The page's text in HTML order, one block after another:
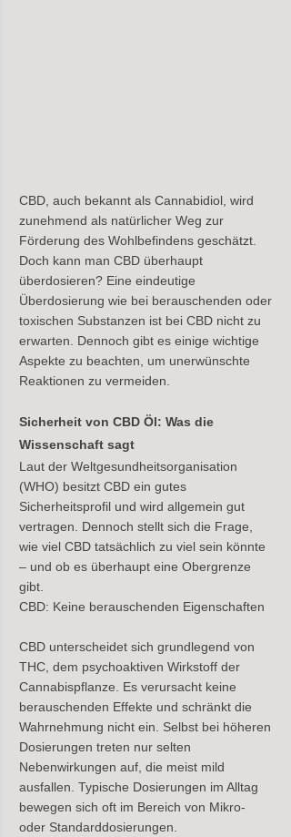
CBD, auch bekannt als Cannabidiol, wird
zunehmend als natürlicher Weg zur
Förderung des Wohlbefindens geschätzt.
Doch kann man CBD überhaupt
überdosieren? Eine eindeutige
Überdosierung wie bei berauschenden oder
toxischen Substanzen ist bei CBD nicht zu
erwarten. Dennoch gibt es einige wichtige
Aspekte zu beachten, um unerwünschte
Reaktionen zu vermeiden.
Sicherheit von CBD Öl: Was die
Wissenschaft sagt
Laut der Weltgesundheitsorganisation
(WHO) besitzt CBD ein gutes
Sicherheitsprofil und wird allgemein gut
vertragen. Dennoch stellt sich die Frage,
wie viel CBD tatsächlich zu viel sein könnte
– und ob es überhaupt eine Obergrenze
gibt.
CBD: Keine berauschenden Eigenschaften
CBD unterscheidet sich grundlegend von
THC, dem psychoaktiven Wirkstoff der
Cannabispflanze. Es verursacht keine
berauschenden Effekte und schränkt die
Wahrnehmung nicht ein. Selbst bei höheren
Dosierungen treten nur selten
Nebenwirkungen auf, die meist mild
ausfallen. Typische Dosierungen im Alltag
bewegen sich oft im Bereich von Mikro-
oder Standarddosierungen.